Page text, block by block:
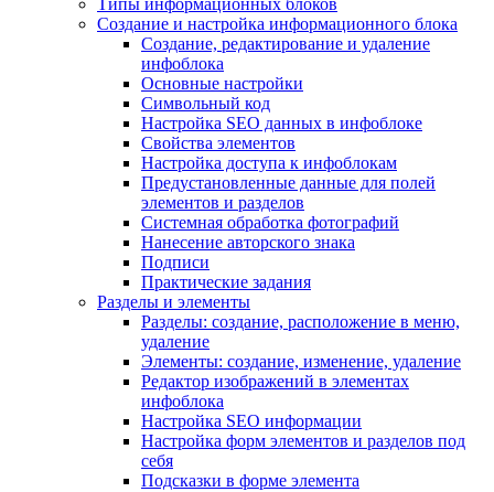
Типы информационных блоков
Создание и настройка информационного блока
Создание, редактирование и удаление
инфоблока
Основные настройки
Символьный код
Настройка SEO данных в инфоблоке
Свойства элементов
Настройка доступа к инфоблокам
Предустановленные данные для полей
элементов и разделов
Системная обработка фотографий
Нанесение авторского знака
Подписи
Практические задания
Разделы и элементы
Разделы: создание, расположение в меню,
удаление
Элементы: создание, изменение, удаление
Редактор изображений в элементах
инфоблока
Настройка SEO информации
Настройка форм элементов и разделов под
себя
Подсказки в форме элемента